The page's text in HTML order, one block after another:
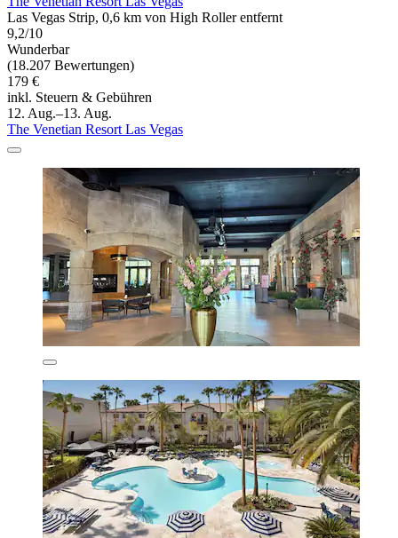
Las Vegas Strip, 0,6 km von High Roller entfernt
9,2/10
Wunderbar
(18.207 Bewertungen)
179 €
inkl. Steuern & Gebühren
12. Aug.–13. Aug.
The Venetian Resort Las Vegas